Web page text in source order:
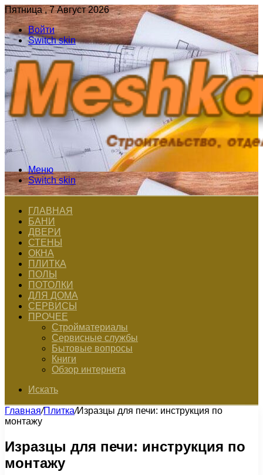
Пятница , 7 Август 2026
Войти
Switch skin
Меню
Switch skin
ГЛАВНАЯ
БАНИ
ДВЕРИ
СТЕНЫ
ОКНА
ПЛИТКА
ПОЛЫ
ПОТОЛКИ
ДЛЯ ДОМА
СЕРВИСЫ
ПРОЧЕЕ
Стройматериалы
Сервисные службы
Бытовые вопросы
Книги
Обзор интернета
Искать
Главная/Плитка/Изразцы для печи: инструкция по
монтажу
Изразцы для печи: инструкция по
монтажу